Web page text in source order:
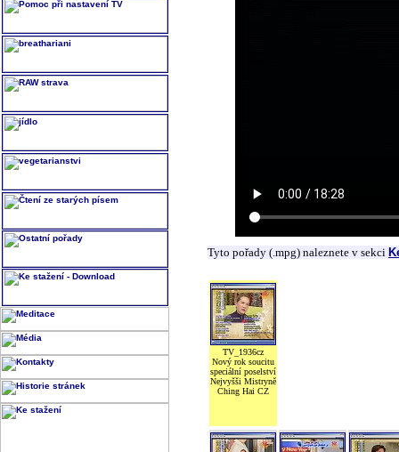
Tyto pořady (.mpg) naleznete v sekci
TV_1936cz
Nový rok soucitu
speciální poselství
Nejvyšši Mistryně
Ching Hai CZ